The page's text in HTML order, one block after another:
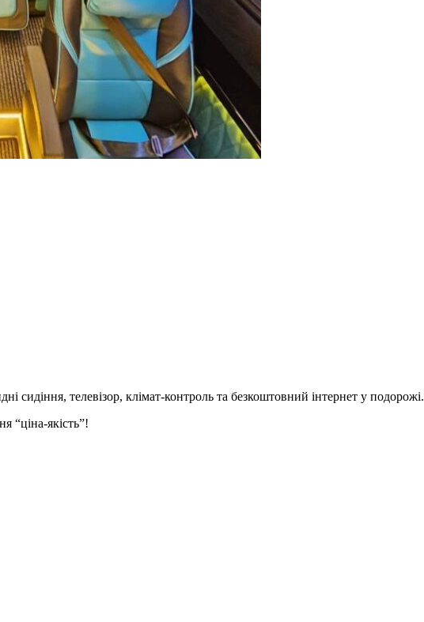
сидіння, телевізор, клімат-контроль та безкоштовний інтернет у подорожі.
“ціна-якість”!